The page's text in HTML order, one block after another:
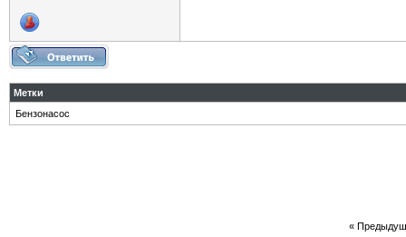
Метки
Бензонасос
«